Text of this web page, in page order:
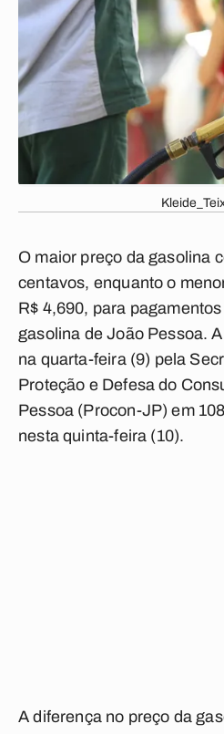
O maior preço da gasolina
centavos, enquanto o
R$ 4,690, para
gasolina de João Pessoa.
na quarta-feira (9) pela
Proteção e Defesa do
Pessoa (Procon-JP) em
nesta quinta-feira (10).
A diferença no preço da